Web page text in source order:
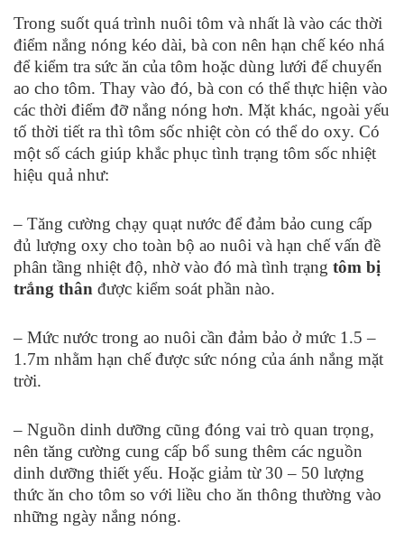
Trong suốt quá trình nuôi tôm và nhất là vào các thời
điểm nắng nóng kéo dài, bà con nên hạn chế kéo nhá
để kiểm tra sức ăn của tôm hoặc dùng lưới để chuyển
ao cho tôm. Thay vào đó, bà con có thể thực hiện vào
các thời điểm đỡ nắng nóng hơn. Mặt khác, ngoài yếu
tố thời tiết ra thì tôm sốc nhiệt còn có thể do oxy. Có
một số cách giúp khắc phục tình trạng tôm sốc nhiệt
hiệu quả như:
– Tăng cường chạy quạt nước để đảm bảo cung cấp
đủ lượng oxy cho toàn bộ ao nuôi và hạn chế vấn đề
phân tầng nhiệt độ, nhờ vào đó mà tình trạng tôm bị
trắng thân được kiểm soát phần nào.
– Mức nước trong ao nuôi cần đảm bảo ở mức 1.5 –
1.7m nhằm hạn chế được sức nóng của ánh nắng mặt
trời.
– Nguồn dinh dưỡng cũng đóng vai trò quan trọng,
nên tăng cường cung cấp bổ sung thêm các nguồn
dinh dưỡng thiết yếu. Hoặc giảm từ 30 – 50 lượng
thức ăn cho tôm so với liều cho ăn thông thường vào
những ngày nắng nóng.